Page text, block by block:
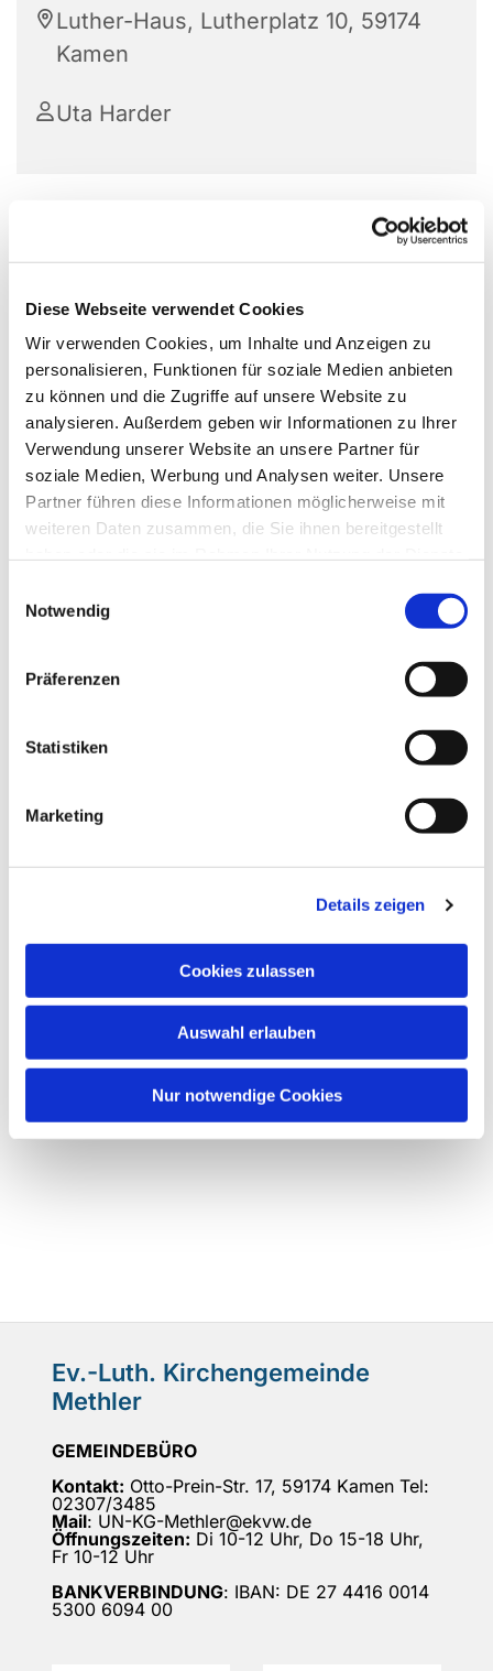
Diese Webseite verwendet Cookies
Wir verwenden Cookies, um Inhalte und Anzeigen zu
personalisieren, Funktionen für soziale Medien anbieten
zu können und die Zugriffe auf unsere Website zu
analysieren. Außerdem geben wir Informationen zu Ihrer
Verwendung unserer Website an unsere Partner für
soziale Medien, Werbung und Analysen weiter. Unsere
Partner führen diese Informationen möglicherweise mit
weiteren Daten zusammen, die Sie ihnen bereitgestellt
Notwendig
Präferenzen
Statistiken
Marketing
Details zeigen
Cookies zulassen
Auswahl erlauben
Nur notwendige Cookies
Luther-Haus, Lutherplatz 10, 59174
Kamen
Uta Harder
Dies könnte Sie auch
Ev.-Luth. Kirchengemeinde
Methler
GEMEINDEBÜRO
Kontakt: Otto-Prein-Str. 17, 59174 Kamen Tel:
02307/3485
Mail: UN-KG-Methler@ekvw.de
Öffnungszeiten: Di 10-12 Uhr, Do 15-18 Uhr,
Fr 10-12 Uhr
BANKVERBINDUNG: IBAN: DE 27 4416 0014
5300 6094 00